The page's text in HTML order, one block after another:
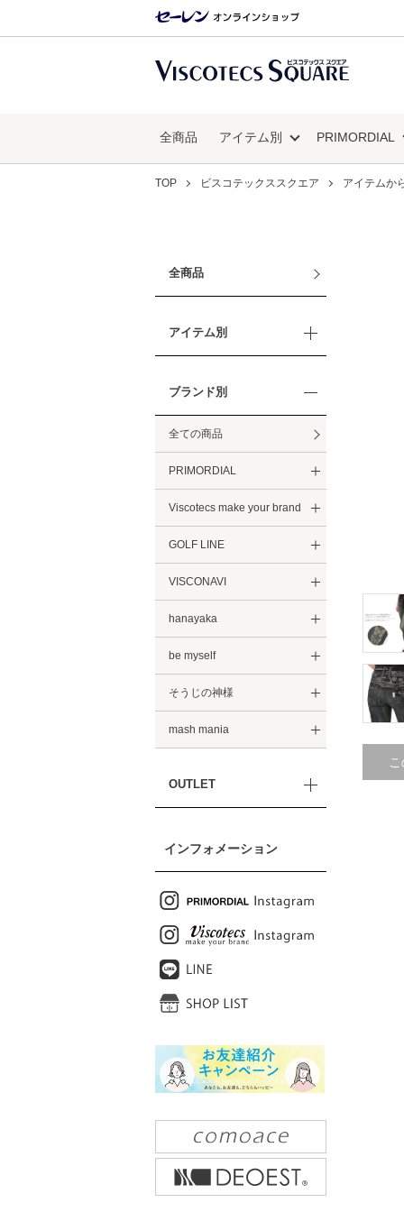
全商品 アイテム別 PRIMORDIAL
TOP ビスコテックススクエア アイテムか
全商品
アイテム別
ブランド別
全ての商品
PRIMORDIAL
Viscotecs make your brand
GOLF LINE
VISCONAVI
hanayaka
be myself
そうじの神様
mash mania
OUTLET
インフォメーション